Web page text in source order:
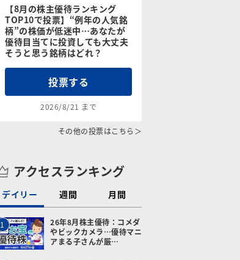
【8月の株主優待ランキング
TOP10で投票】“例年の人気銘
柄”の株価が低迷中…あなたが
優待目当てに投資しても大丈夫
そうと思う銘柄はどれ？
投票する
2026/8/21 まで
その他の投票はこちら＞
アクセスランキング
デイリー 週間 月間
1
26年8月株主優待：コメダ
やビックカメラ…優待マニ
アまる子さんが厳…